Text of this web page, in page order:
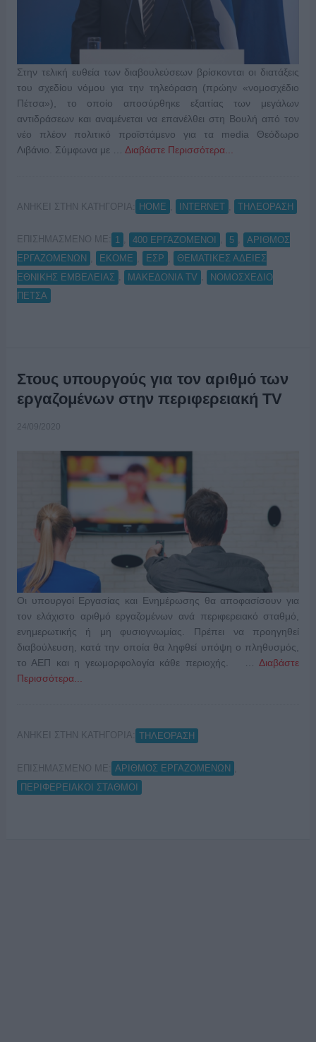
Στην τελική ευθεία των διαβουλεύσεων βρίσκονται οι διατάξεις
του σχεδίου νόμου για την τηλεόραση (πρώην «νομοσχέδιο
Πέτσα»), το οποίο αποσύρθηκε εξαιτίας των μεγάλων
αντιδράσεων και αναμένεται να επανέλθει στη Βουλή από τον
νέο πλέον πολιτικό προϊστάμενο για τα media Θεόδωρο
Λιβάνιο. Σύμφωνα με … Διαβάστε Περισσότερα...
ΑΝΗΚΕΙ ΣΤΗΝ ΚΑΤΗΓΟΡΙΑ: HOME INTERNET ΤΗΛΕΟΡΑΣΗ
ΕΠΙΣΗΜΑΣΜΕΝΟ ΜΕ: 1 400 ΕΡΓΑΖΟΜΕΝΟΙ 5
ΑΡΙΘΜΟΣ
ΕΡΓΑΖΟΜΕΝΩΝ
ΕΚΟΜΕ ΕΣΡ
ΘΕΜΑΤΙΚΕΣ ΑΔΕΙΕΣ
ΕΘΝΙΚΗΣ ΕΜΒΕΛΕΙΑΣ
ΜΑΚΕΔΟΝΙΑ TV
ΝΟΜΟΣΧΕΔΙΟ
ΠΕΤΣΑ
Στους υπουργούς για τον αριθμό των
εργαζομένων στην περιφερειακή TV
24/09/2020
Οι υπουργοί Εργασίας και Ενημέρωσης θα αποφασίσουν για
τον ελάχιστο αριθμό εργαζομένων ανά περιφερειακό σταθμό,
ενημερωτικής ή μη φυσιογνωμίας. Πρέπει να προηγηθεί
διαβούλευση, κατά την οποία θα ληφθεί υπόψη ο πληθυσμός,
το ΑΕΠ και η γεωμορφολογία κάθε περιοχής. …Διαβάστε
Περισσότερα...
ΑΝΗΚΕΙ ΣΤΗΝ ΚΑΤΗΓΟΡΙΑ: ΤΗΛΕΟΡΑΣΗ
ΕΠΙΣΗΜΑΣΜΕΝΟ ΜΕ: ΑΡΙΘΜΟΣ ΕΡΓΑΖΟΜΕΝΩΝ
ΠΕΡΙΦΕΡΕΙΑΚΟΙ ΣΤΑΘΜΟΙ